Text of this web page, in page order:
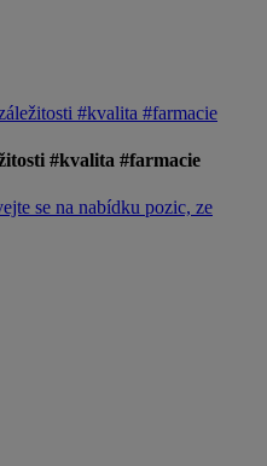
#kvalita #farmacie
#kvalita #farmacie
se na nabídku pozic, ze